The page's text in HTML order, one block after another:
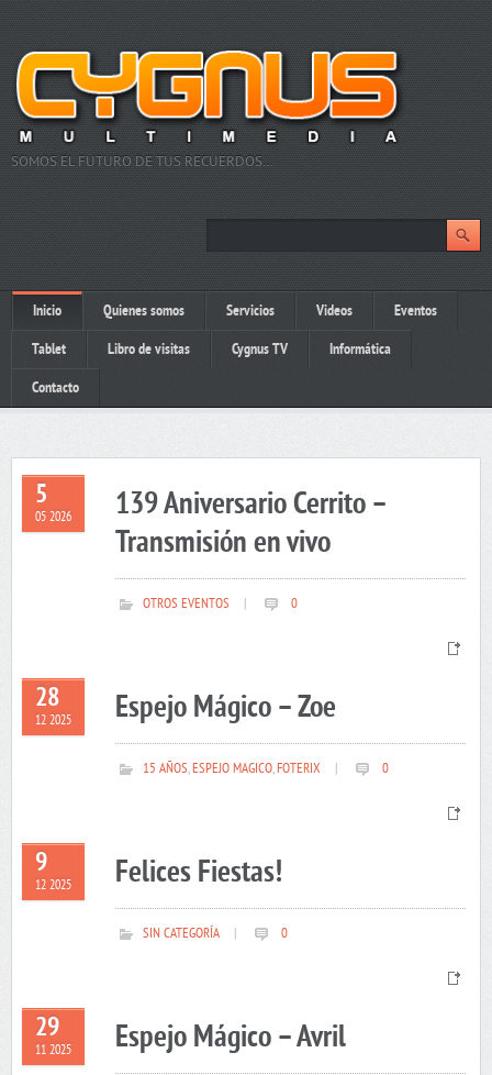
SOMOS EL FUTURO DE TUS RECUERDOS…
Inicio Quienes somos Servicios Videos Eventos
Tablet Libro de visitas Cygnus TV Informática
Contacto
5
05 2026
139 Aniversario Cerrito –
Transmisión en vivo
OTROS EVENTOS 0
28
12 2025 Espejo Mágico – Zoe
15 AÑOS,ESPEJO MAGICO,FOTERIX 0
9
12 2025 Felices Fiestas!
SIN CATEGORÍA 0
29
11 2025 Espejo Mágico – Avril